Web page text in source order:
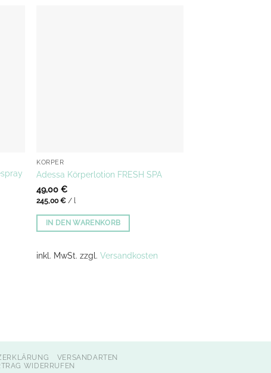
KÖRPER
Adessa Körperlotion FRESH SPA
49,00€
245,00€ / l
IN DEN WARENKORB
inkl. MwSt. zzgl.Versandkosten
VERSANDARTEN
WIDERRUFEN